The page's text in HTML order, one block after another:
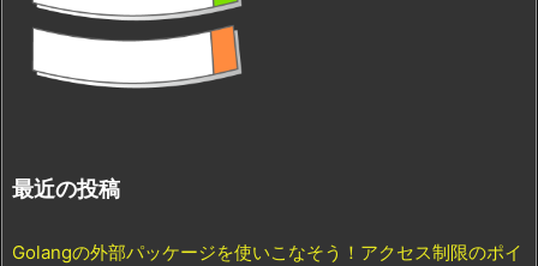
最近の投稿
Golangの外部パッケージを使いこなそう！アクセス制限のポイ